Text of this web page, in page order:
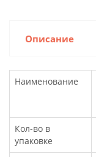
Описание
Наименование
Кол-во в
упаковке